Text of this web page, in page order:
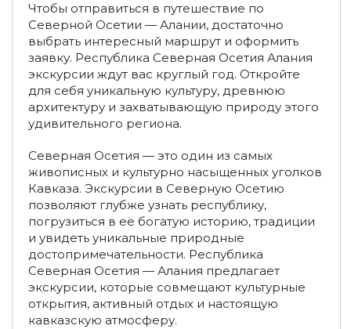
Туры с экскурсиями в Мурманск и область в январе
Туры с экскурсиями в Мурманск и область в феврале
Туры с экскурсиями в Мурманск и область в марте
Туры с экскурсиями в Мурманск и область в июне
Экскурсии в Териберку
Экскурсионные туры на Байкал из Иркутска
Экскурсионные туры на Байкал из Иркутска на 3 дня
Экскурсионные туры на Байкал из Иркутска летом
Туры на Байкал из Санкт-Петербурга
Туры на Байкал из Самары Туры на Байкал из Москвы
Чтобы отправиться в путешествие по
Северной Осетии — Алании, достаточно
выбрать интересный маршрут и оформить
заявку. Республика Северная Осетия Алания
экскурсии ждут вас круглый год. Откройте
для себя уникальную культуру, древнюю
архитектуру и захватывающую природу этого
удивительного региона.
Северная Осетия — это один из самых
живописных и культурно насыщенных уголков
Кавказа. Экскурсии в Северную Осетию
позволяют глубже узнать республику,
погрузиться в её богатую историю, традиции
и увидеть уникальные природные
достопримечательности. Республика
Северная Осетия — Алания предлагает
экскурсии, которые совмещают культурные
открытия, активный отдых и настоящую
кавказскую атмосферу.